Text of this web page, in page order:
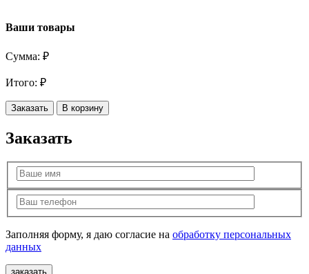
Ваши товары
Сумма: ₽
Итого: ₽
Заказать В корзину
Заказать
Заполняя форму, я даю согласие на обработку персональных
данных